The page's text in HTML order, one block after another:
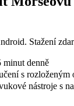
Stažení
minut denně
s rozloženým
nástroje s